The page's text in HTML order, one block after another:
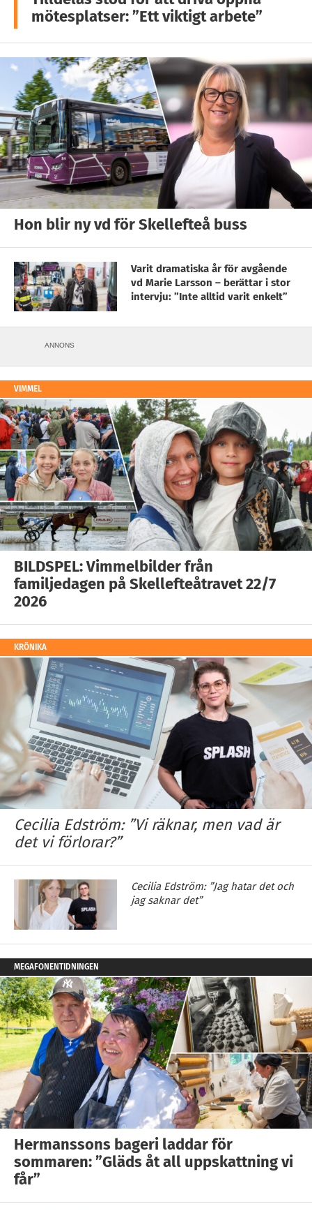
mötesplatser: ”Ett viktigt arbete”
Hon blir ny vd för Skellefteå buss
Varit dramatiska år för avgående
vd Marie Larsson – berättar i stor
intervju: ”Inte alltid varit enkelt”
ANNONS
VIMMEL
BILDSPEL: Vimmelbilder från
familjedagen på Skellefteåtravet 22/7
2026
KRÖNIKA
Cecilia Edström: ”Vi räknar, men vad är
det vi förlorar?”
Cecilia Edström: ”Jag hatar det och
jag saknar det”
MEGAFONENTIDNINGEN
Hermanssons bageri laddar för
sommaren: ”Gläds åt all uppskattning vi
får”